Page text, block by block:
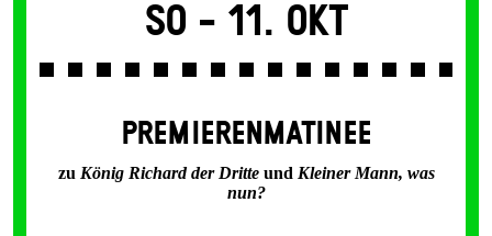
So - 11. Okt
PREMIERENMATINEE
zu König Richard der Dritte und Kleiner Mann, was
nun?